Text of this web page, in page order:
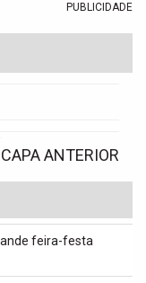
PUBLICIDADE
CAPA ANTERIOR
feira-festa